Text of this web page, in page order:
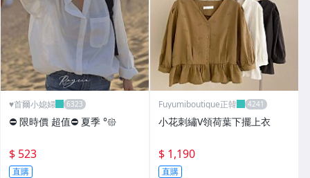
♥️首爾小媳婦
⛔️ 限時價 超值⛔️ 夏季 °𑁍
$ 523
直購
Fuyumiboutique正韓
小花刺繡V領荷葉下擺上衣
$ 1,190
直購